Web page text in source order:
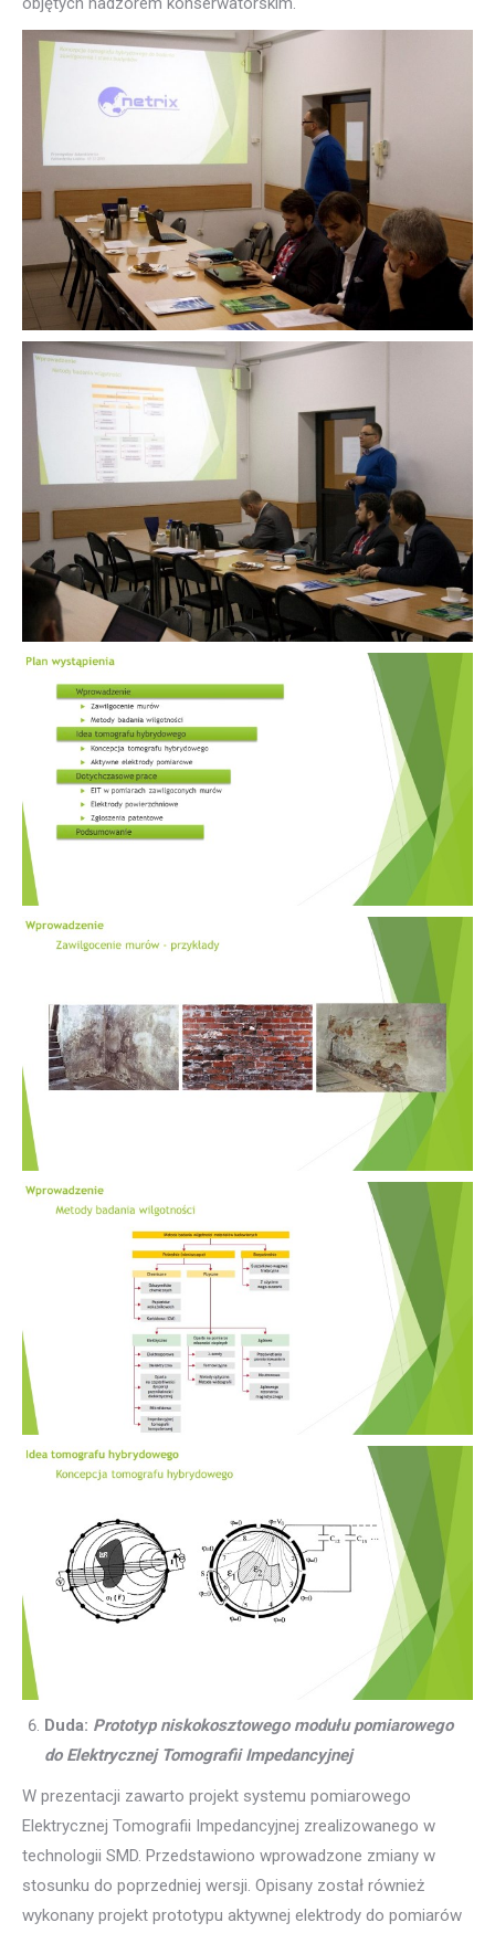
Duda: Prototyp niskokosztowego modułu pomiarowego
do Elektrycznej Tomografii Impedancyjnej
W prezentacji zawarto projekt systemu pomiarowego
Elektrycznej Tomografii Impedancyjnej zrealizowanego w
technologii SMD. Przedstawiono wprowadzone zmiany w
stosunku do poprzedniej wersji. Opisany został również
wykonany projekt prototypu aktywnej elektrody do pomiarów